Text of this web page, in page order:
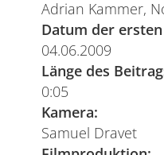
Adrian Kammer,
Datum der
04.06.2009
Länge des
0:05
Kamera:
Samuel Dravet